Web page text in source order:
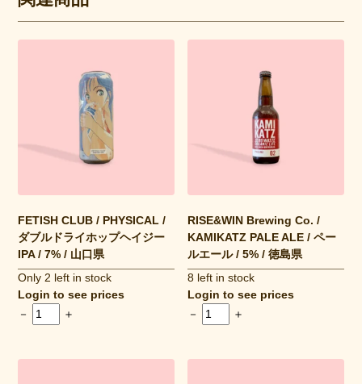
FETISH CLUB / PHYSICAL /
ダブルドライホップヘイジー
IPA / 7% / 山口県
Only 2 left in stock
Login to see prices
－
＋
RISE&WIN Brewing Co. /
KAMIKATZ PALE ALE / ペー
ルエール / 5% / 徳島県
8 left in stock
Login to see prices
－
＋